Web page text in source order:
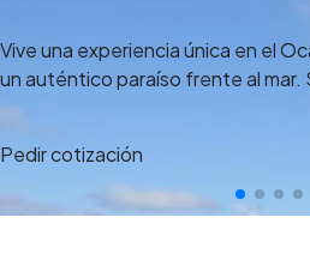
Vive una experiencia única en el
un auténtico paraíso frente al
Pedir cotización